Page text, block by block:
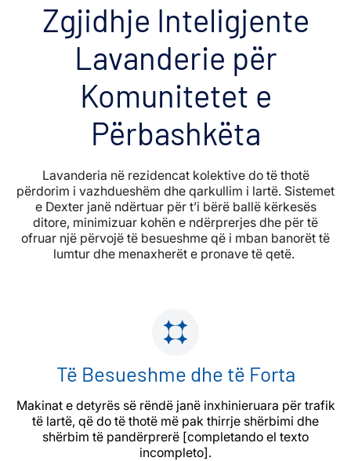
Zgjidhje Inteligjente
Lavanderie për
Komunitetet e
Përbashkëta
Lavanderia në rezidencat kolektive do të thotë
përdorim i vazhdueshëm dhe qarkullim i lartë. Sistemet
e Dexter janë ndërtuar për t’i bërë ballë kërkesës
ditore, minimizuar kohën e ndërprerjes dhe për të
ofruar një përvojë të besueshme që i mban banorët të
lumtur dhe menaxherët e pronave të qetë.
Të Besueshme dhe të Forta
Makinat e detyrës së rëndë janë inxhinieruara për trafik
të lartë, që do të thotë më pak thirrje shërbimi dhe
shërbim të pandërprerë [completando el texto
incompleto].